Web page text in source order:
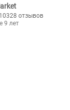
10328 отзывов
9 лет